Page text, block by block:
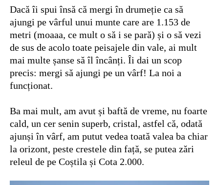
Dacă îi spui însă că mergi în drumeție ca să
ajungi pe vârful unui munte care are 1.153 de
metri (moaaa, ce mult o să i se pară) și o să vezi
de sus de acolo toate peisajele din vale, ai mult
mai multe șanse să îl încânți. Îi dai un scop
precis: mergi să ajungi pe un vârf! La noi a
funcționat.
Ba mai mult, am avut și baftă de vreme, nu foarte
cald, un cer senin superb, cristal, astfel că, odată
ajunși în vârf, am putut vedea toată valea ba chiar
la orizont, peste crestele din față, se putea zări
releul de pe Coștila și Cota 2.000.